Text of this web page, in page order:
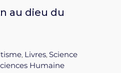
au dieu du
, Livres, Science
Humaine